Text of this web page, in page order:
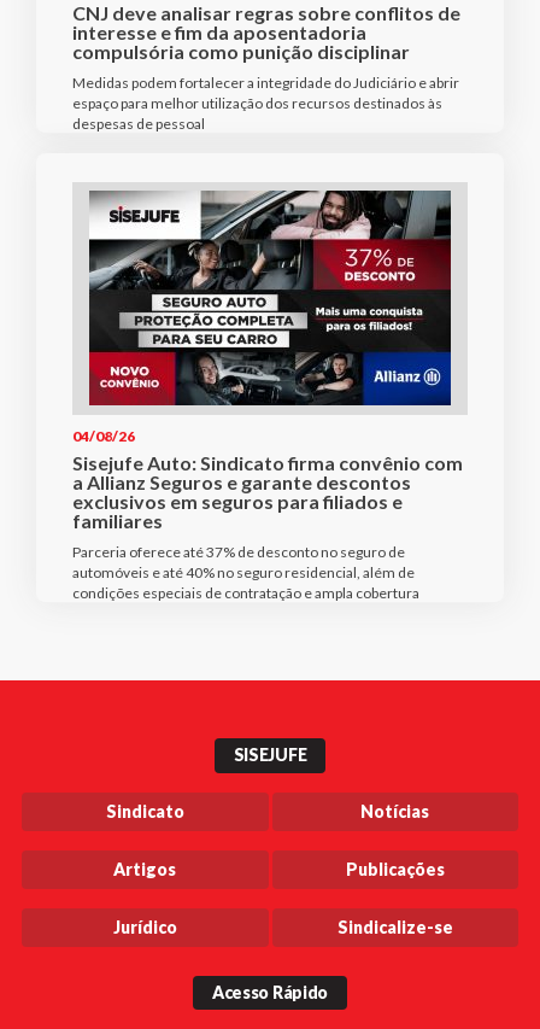
CNJ deve analisar regras sobre conflitos de
interesse e fim da aposentadoria
compulsória como punição disciplinar
Medidas podem fortalecer a integridade do Judiciário e abrir
espaço para melhor utilização dos recursos destinados às
despesas de pessoal
04/08/26
Sisejufe Auto: Sindicato firma convênio com
a Allianz Seguros e garante descontos
exclusivos em seguros para filiados e
familiares
Parceria oferece até 37% de desconto no seguro de
automóveis e até 40% no seguro residencial, além de
condições especiais de contratação e ampla cobertura
SISEJUFE
Sindicato Notícias
Artigos Publicações
Jurídico Sindicalize-se
Acesso Rápido